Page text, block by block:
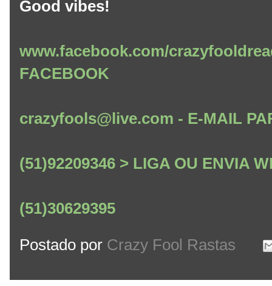
Good vibes!
www.facebook.com/
FACEBOOK
crazyfools@live.com - E-MAIL
(51)92209346 > LIGA OU ENVIA
(51)30629395
Postado por Crazy Fool Rastas